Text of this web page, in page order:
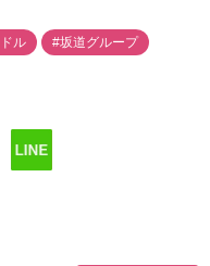
ル #坂道グループ